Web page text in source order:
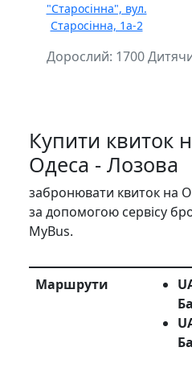
"Старосінна", вул.
Старосінна, 1а-2
Дорослий: 1700
Купити квиток
Одеса - Лозова
забронювати квиток на
за допомогою сервісу
MyBus.
Маршрути